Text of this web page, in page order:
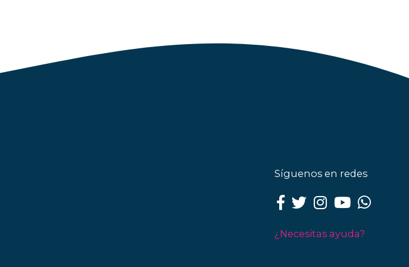
Síguenos en redes
¿Necesitas ayuda?